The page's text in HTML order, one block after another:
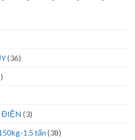
(36)
ĐIỆN (3)
1.5 tấn(38)